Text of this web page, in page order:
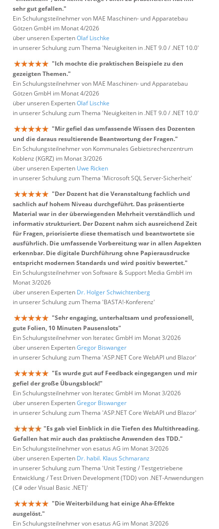
sehr gut gefallen."
Ein Schulungsteilnehmer von MAE Maschinen- und Apparatebau
Götzen GmbH im Monat 4/2026
über unseren ExpertenOlaf Lischke
in unserer Schulung zum Thema 'Neuigkeiten in .NET 9.0 / .NET 10.0'
"Ich mochte die praktischen Beispiele zu den
gezeigten Themen."
Ein Schulungsteilnehmer von MAE Maschinen- und Apparatebau
Götzen GmbH im Monat 4/2026
über unseren ExpertenOlaf Lischke
in unserer Schulung zum Thema 'Neuigkeiten in .NET 9.0 / .NET 10.0'
"Mir gefiel das umfassende Wissen des Dozenten
und die daraus resultierende Beantwortung der Fragen."
Ein Schulungsteilnehmer von Kommunales Gebietsrechenzentrum
Koblenz (KGRZ) im Monat 3/2026
über unseren Experten Uwe Ricken
in unserer Schulung zum Thema 'Microsoft SQL Server-Sicherheit'
"Der Dozent hat die Veranstaltung fachlich und
sachlich auf hohem Niveau durchgeführt. Das präsentierte
Material war in der überwiegenden Mehrheit verständlich und
informativ strukturiert. Der Dozent nahm sich ausreichend Zeit
für Fragen, priorisierte diese thematisch und beantwortete sie
ausführlich. Die umfassende Vorbereitung war in allen Aspekten
erkennbar. Die digitale Durchführung ohne Papierausdrucke
entspricht modernen Standards und wird positiv bewertet."
Ein Schulungsteilnehmer von Software & Support Media GmbH im
Monat 3/2026
über unseren Experten Dr. Holger Schwichtenberg
in unserer Schulung zum Thema 'BASTA!-Konferenz'
"Sehr engaging, unterhaltsam und professionell,
gute Folien, 10 Minuten Pausenslots"
Ein Schulungsteilnehmer von Iteratec GmbH im Monat 3/2026
über unseren ExpertenGregor Biswanger
in unserer Schulung zum Thema 'ASP.NET Core WebAPI und Blazor'
"Es wurde gut auf Feedback eingegangen und mir
gefiel der große Übungsblock!"
Ein Schulungsteilnehmer von Iteratec GmbH im Monat 3/2026
über unseren ExpertenGregor Biswanger
in unserer Schulung zum Thema 'ASP.NET Core WebAPI und Blazor'
"Es gab viel Einblick in die Tiefen des Multithreading.
Gefallen hat mir auch das praktische Anwenden des TDD."
Ein Schulungsteilnehmer von esatus AG im Monat 3/2026
über unseren Experten Dr. habil. Klaus Schmaranz
in unserer Schulung zum Thema 'Unit Testing / Testgetriebene
Entwicklung / Test Driven Development (TDD) von .NET-Anwendungen
(C# oder Visual Basic .NET)'
"Die Weiterbildung hat einige Aha-Effekte
ausgelöst."
Ein Schulungsteilnehmer von esatus AG im Monat 3/2026